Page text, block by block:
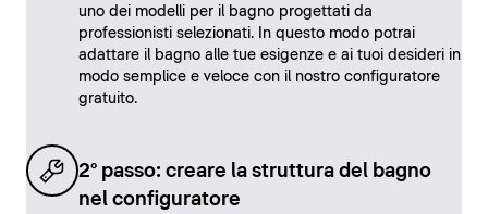
uno dei modelli per il bagno progettati da
professionisti selezionati. In questo modo potrai
adattare il bagno alle tue esigenze e ai tuoi desideri in
modo semplice e veloce con il nostro configuratore
gratuito.
2° passo: creare la struttura del bagno
nel configuratore